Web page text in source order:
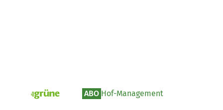
pv_die-grune-online ABO Hof-Management